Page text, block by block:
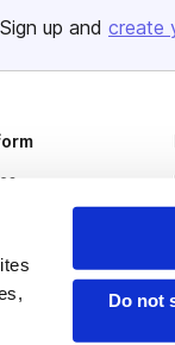
Do not
up and create